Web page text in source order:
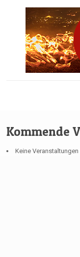
Kommende
Keine